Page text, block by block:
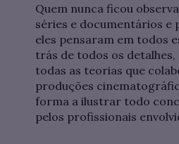
Quem nunca ficou
séries e documentários e
eles pensaram em todos
trás de todos os detalhes,
todas as teorias que
produções
forma a ilustrar todo
pelos profissionais